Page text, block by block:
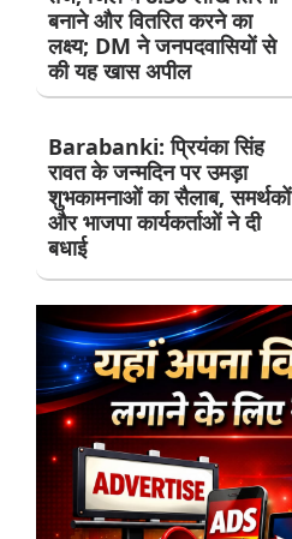
बनाने और वितरित करने का
लक्ष्य; DM ने जनपदवासियों से
की यह खास अपील
Barabanki: प्रियंका सिंह
रावत के जन्मदिन पर उमड़ा
शुभकामनाओं का सैलाब, समर्थकों
और भाजपा कार्यकर्ताओं ने दी
बधाई